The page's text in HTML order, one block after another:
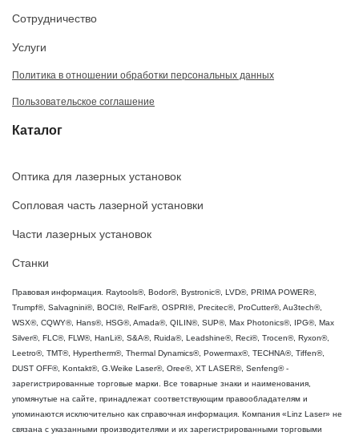
Сотрудничество
Услуги
Политика в отношении обработки персональных данных
Пользовательское соглашение
Каталог
Оптика для лазерных установок
Сопловая часть лазерной установки
Части лазерных установок
Станки
Правовая информация. Raytools®, Bodor®, Bystronic®, LVD®, PRIMA POWER®,
Trumpf®, Salvagnini®, BOCI®, RelFar®, OSPRI®, Precitec®, ProCutter®, Au3tech®,
WSX®, CQWY®, Hans®, HSG®, Amada®, QILIN®, SUP®, Max Photonics®, IPG®, Max
Silver®, FLC®, FLW®, HanLi®, S&A®, Ruida®, Leadshine®, Reci®, Trocen®, Ryxon®,
Leetro®, TMT®, Hypertherm®, Thermal Dynamics®, Powermax®, TECHNA®, Tiffen®,
DUST OFF®, Kontakt®, G.Weike Laser®, Oree®, XT LASER®, Senfeng® -
зарегистрированные торговые марки. Все товарные знаки и наименования,
упомянутые на сайте, принадлежат соответствующим правообладателям и
упоминаются исключительно как справочная информация. Компания «Linz Laser» не
связана с указанными производителями и их зарегистрированными торговыми